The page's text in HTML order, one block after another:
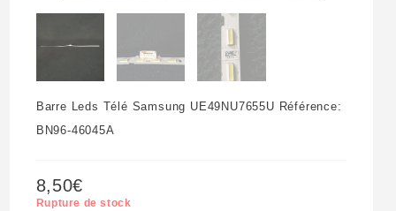
Barre Leds Télé Samsung UE49NU7655U Référence:
BN96-46045A
8,50€
Rupture de stock